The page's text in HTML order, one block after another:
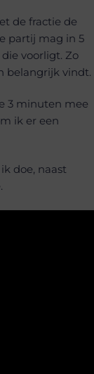
de fractie de
partij mag in 5
voorligt. Zo
belangrijk vindt.
3 minuten mee
ik er een
doe, naast